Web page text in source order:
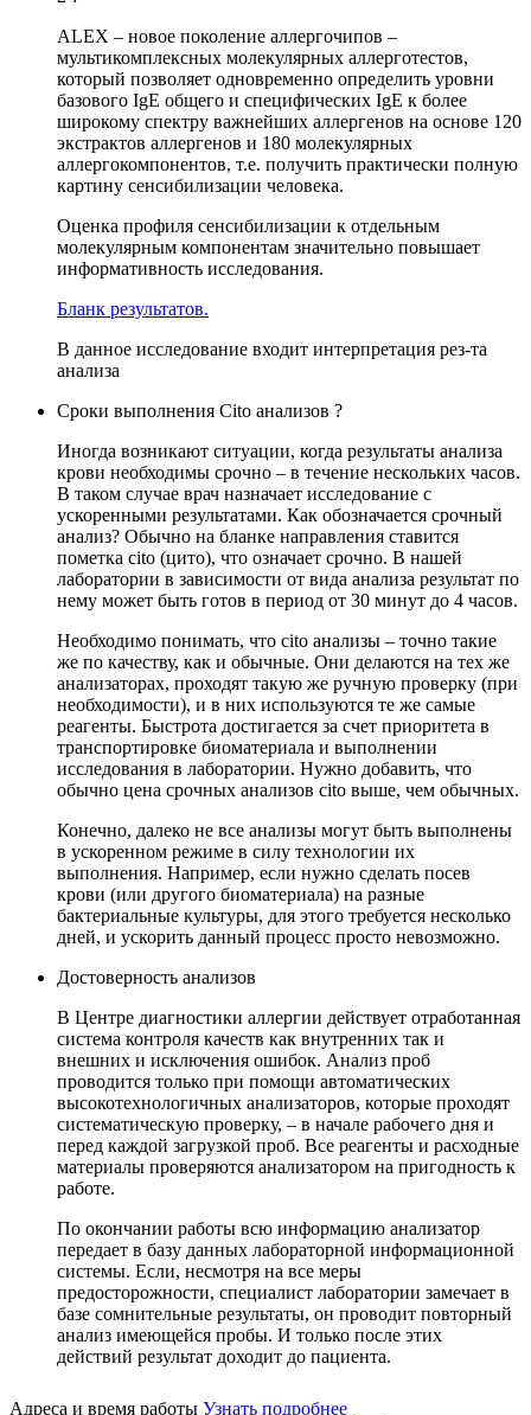
ALEX – новое поколение аллергочипов –
мультикомплексных молекулярных аллерготестов,
который позволяет одновременно определить уровни
базового IgE общего и специфических IgE к более
широкому спектру важнейших аллергенов на основе 120
экстрактов аллергенов и 180 молекулярных
аллергокомпонентов, т.е. получить практически полную
картину сенсибилизации человека.
Оценка профиля сенсибилизации к отдельным
молекулярным компонентам значительно повышает
информативность исследования.
Бланк результатов.
В данное исследование входит интерпретация рез-та
анализа
Сроки выполнения Cito анализов ?
Иногда возникают ситуации, когда результаты анализа
крови необходимы срочно – в течение нескольких часов.
В таком случае врач назначает исследование с
ускоренными результатами. Как обозначается срочный
анализ? Обычно на бланке направления ставится
пометка cito (цито), что означает срочно. В нашей
лаборатории в зависимости от вида анализа результат по
нему может быть готов в период от 30 минут до 4 часов.
Необходимо понимать, что cito анализы – точно такие
же по качеству, как и обычные. Они делаются на тех же
анализаторах, проходят такую же ручную проверку (при
необходимости), и в них используются те же самые
реагенты. Быстрота достигается за счет приоритета в
транспортировке биоматериала и выполнении
исследования в лаборатории. Нужно добавить, что
обычно цена срочных анализов cito выше, чем обычных.
Конечно, далеко не все анализы могут быть выполнены
в ускоренном режиме в силу технологии их
выполнения. Например, если нужно сделать посев
крови (или другого биоматериала) на разные
бактериальные культуры, для этого требуется несколько
дней, и ускорить данный процесс просто невозможно.
Достоверность анализов
В Центре диагностики аллергии действует отработанная
система контроля качеств как внутренних так и
внешних и исключения ошибок. Анализ проб
проводится только при помощи автоматических
высокотехнологичных анализаторов, которые проходят
систематическую проверку, – в начале рабочего дня и
перед каждой загрузкой проб. Все реагенты и расходные
материалы проверяются анализатором на пригодность к
работе.
По окончании работы всю информацию анализатор
передает в базу данных лабораторной информационной
системы. Если, несмотря на все меры
предосторожности, специалист лаборатории замечает в
базе сомнительные результаты, он проводит повторный
анализ имеющейся пробы. И только после этих
действий результат доходит до пациента.
Адреса и время работы Узнать подробнее